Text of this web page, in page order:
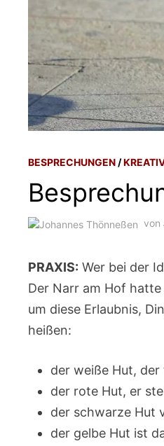
BESPRECHUNGEN /
von
PRAXIS: Wer bei der
Der Narr am Hof
um diese Erlaubnis,
heißen:
der weiße Hut,
der rote Hut, er
der schwarze Hut
der gelbe Hut ist